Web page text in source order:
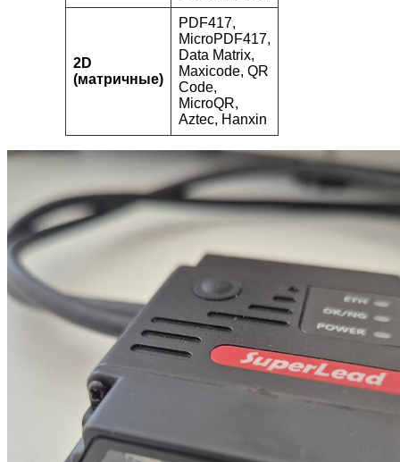
2D
(матричные)
PDF417,
MicroPDF417,
Data Matrix,
Maxicode, QR
Code,
MicroQR,
Aztec, Hanxin